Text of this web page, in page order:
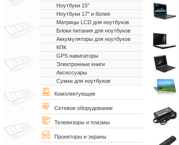
Ноутбуки 15''
Ноутбуки 17'' и более
Матрицы LCD для ноутбуков
Блоки питания для ноутбуков
Аккумуляторы для ноутбуков
КПК
GPS навигаторы
Электронные книги
Аксессуары
Сумки для ноутбуков
Комплектующие
Сетевое оборудование
Телевизоры и плазмы
Проекторы и экраны